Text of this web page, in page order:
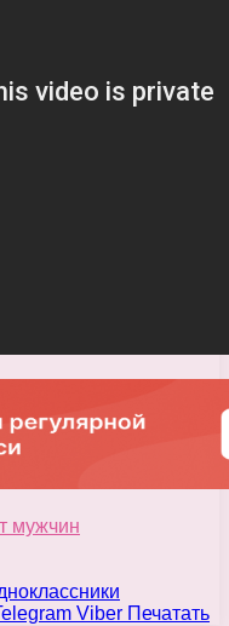
мужчин
Viber Печатать